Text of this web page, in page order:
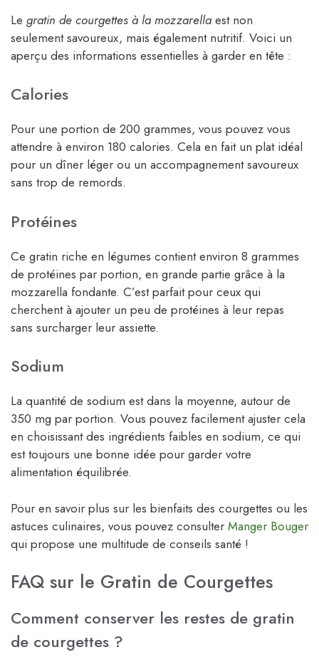
Le gratin de courgettes à la mozzarella est non
seulement savoureux, mais également nutritif. Voici un
aperçu des informations essentielles à garder en tête :
Calories
Pour une portion de 200 grammes, vous pouvez vous
attendre à environ 180 calories. Cela en fait un plat idéal
pour un dîner léger ou un accompagnement savoureux
sans trop de remords.
Protéines
Ce gratin riche en légumes contient environ 8 grammes
de protéines par portion, en grande partie grâce à la
mozzarella fondante. C’est parfait pour ceux qui
cherchent à ajouter un peu de protéines à leur repas
sans surcharger leur assiette.
Sodium
La quantité de sodium est dans la moyenne, autour de
350 mg par portion. Vous pouvez facilement ajuster cela
en choisissant des ingrédients faibles en sodium, ce qui
est toujours une bonne idée pour garder votre
alimentation équilibrée.
Pour en savoir plus sur les bienfaits des courgettes ou les
astuces culinaires, vous pouvez consulter Manger Bouger
qui propose une multitude de conseils santé !
FAQ sur le Gratin de Courgettes
Comment conserver les restes de gratin
de courgettes ?